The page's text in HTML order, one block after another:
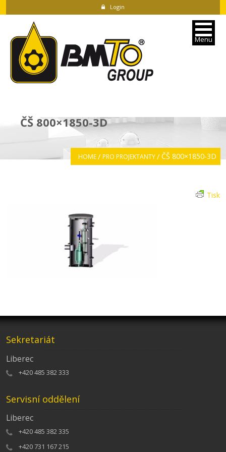
Login
ČŠ 800×1850-3D
HOME PRO PROJEKTANTY ČŠ 800×1850-3D
Tisk
Sekretariát
Liberec
+420 485 382 333
Servisní oddělení
Liberec
+420 485 382 335
+420 731 167 215
Menu